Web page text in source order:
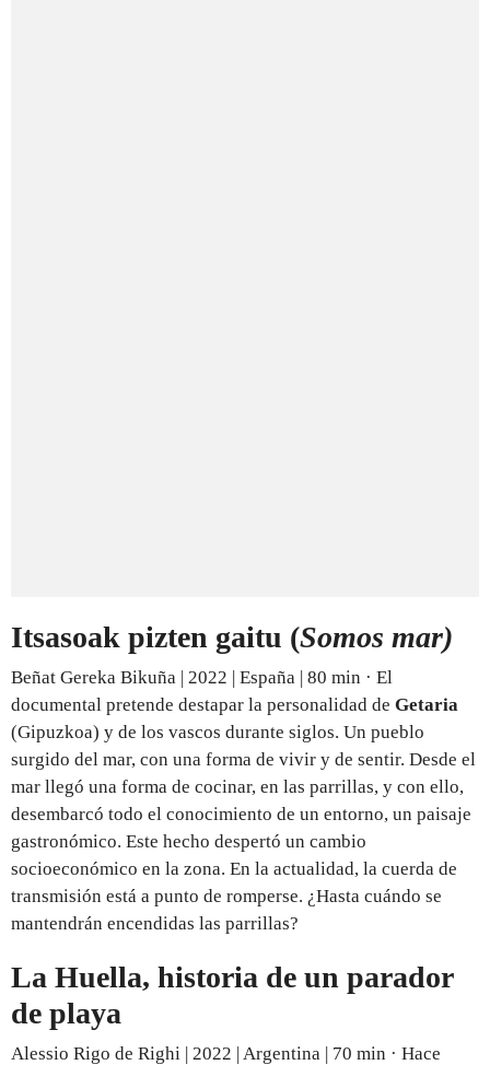
Itsasoak pizten gaitu (Somos mar)
Beñat Gereka Bikuña | 2022 | España | 80 min · El
documental pretende destapar la personalidad de Getaria
(Gipuzkoa) y de los vascos durante siglos. Un pueblo
surgido del mar, con una forma de vivir y de sentir. Desde el
mar llegó una forma de cocinar, en las parrillas, y con ello,
desembarcó todo el conocimiento de un entorno, un paisaje
gastronómico. Este hecho despertó un cambio
socioeconómico en la zona. En la actualidad, la cuerda de
transmisión está a punto de romperse. ¿Hasta cuándo se
mantendrán encendidas las parrillas?
La Huella, historia de un parador
de playa
Alessio Rigo de Righi | 2022 | Argentina | 70 min · Hace